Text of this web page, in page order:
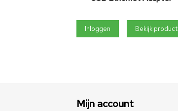
Inloggen Bekijk product
Mijn account